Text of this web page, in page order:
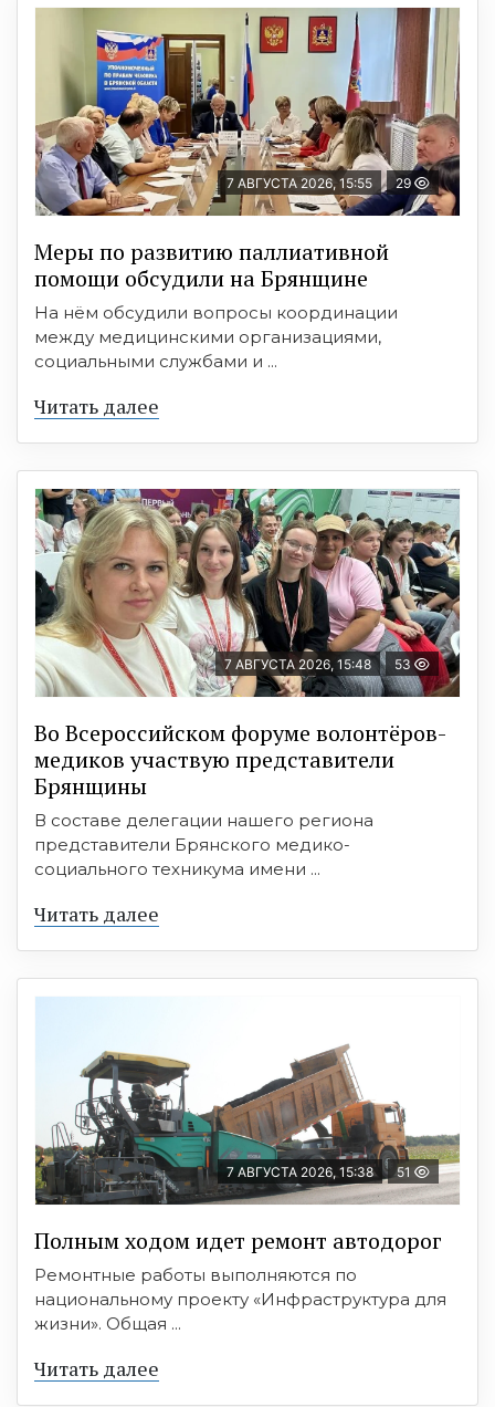
7 АВГУСТА 2026, 15:55 29
Меры по развитию паллиативной
помощи обсудили на Брянщине
На нём обсудили вопросы координации
между медицинскими организациями,
социальными службами и ...
Читать далее
7 АВГУСТА 2026, 15:48 53
Во Всероссийском форуме волонтёров-
медиков участвую представители
Брянщины
В составе делегации нашего региона
представители Брянского медико-
социального техникума имени ...
Читать далее
7 АВГУСТА 2026, 15:38 51
Полным ходом идет ремонт автодорог
Ремонтные работы выполняются по
национальному проекту «Инфраструктура для
жизни». Общая ...
Читать далее